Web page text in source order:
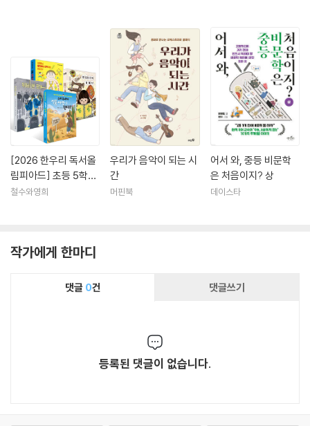
[2026 한우리 독서올
림피아드] 초등 5학년
필독서 세트
철수와영희
우리가 음악이 되는 시
간
머핀북
어서 와, 중등 비문학
은 처음이지? 상
데이스타
작가에게 한마디
댓글 0건 댓글쓰기
등록된 댓글이 없습니다.